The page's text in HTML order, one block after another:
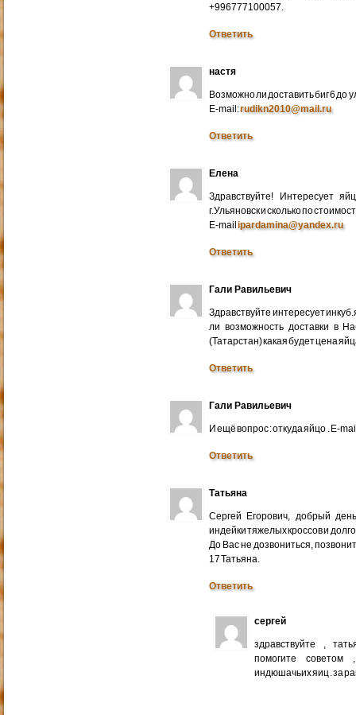
+996777100057.
Ответить
настя
Возможно ли доставить биг 6 до
E-mail:rudikn2010@mail.ru
Ответить
Елена
Здравствуйте! Интересует
г.Ульяновск и сколько по
E-mailipardamina@yandex.ru
Ответить
Гали Равильевич
Здравствуйте интересует
ли возможность доставки в
(Татарстан) какая будет цена
Ответить
Гали Равильевич
И ещё вопрос : откуда яйцо . E-
Ответить
Татьяна
Сергей Егорович, добрый
индейки тяжелых кроссов и
До Вас не дозвониться,
17 Татьяна.
Ответить
сергей
здравствуйте ,
помогите
индюшачьих яиц . за